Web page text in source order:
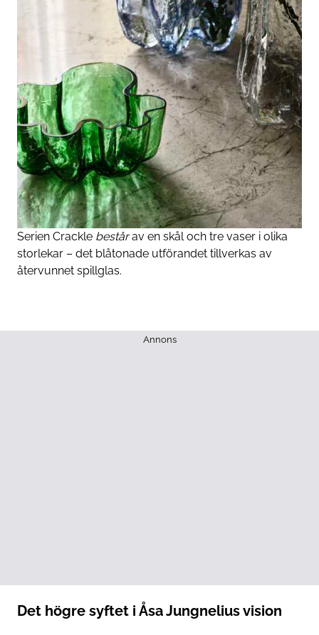
Serien Crackle bestårav en skål och tre vaser i olika
storlekar – det blåtonade ­utförandet tillverkas av
återvunnet ­spillglas.
Annons
Det högre syftet i Åsa Jungnelius vision